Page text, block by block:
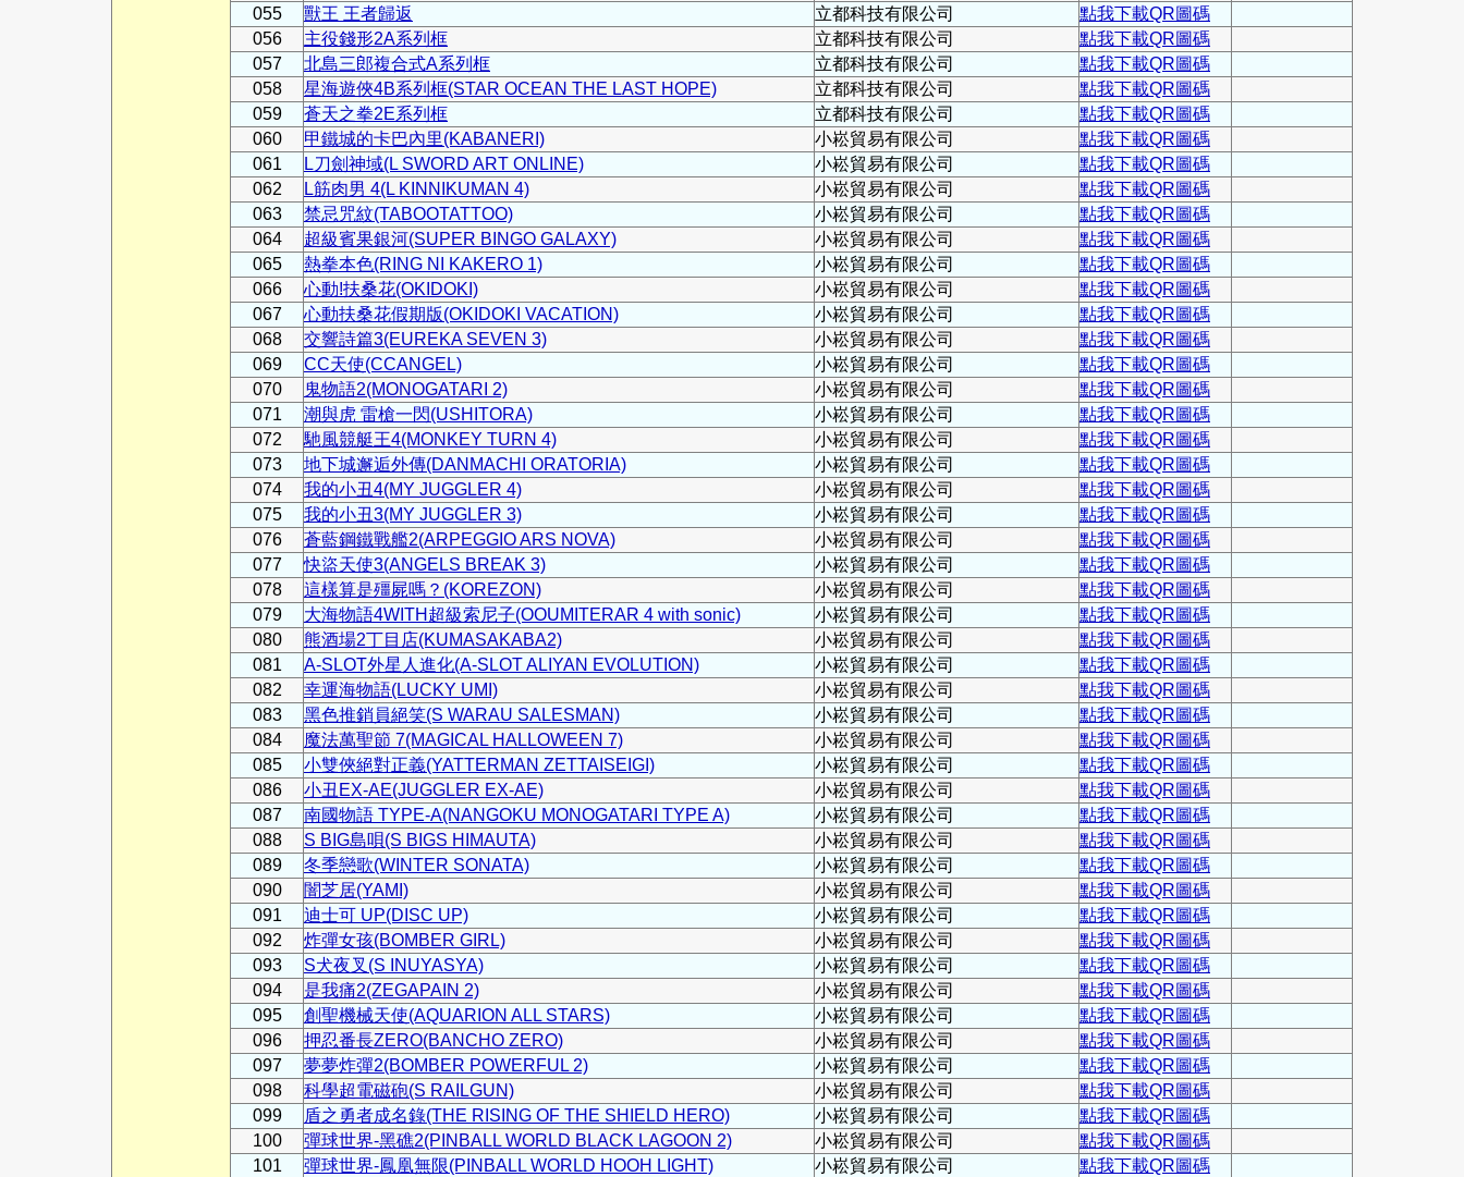
055
獸王 王者歸返 立都科技有限公司
點我下載QR圖碼
056
主役錢形2A系列框 立都科技有限公司
點我下載QR圖碼
057
北島三郎複合式A系列框 立都科技有限公司
點我下載QR圖碼
058
星海遊俠4B系列框(STAR OCEAN THE LAST HOPE) 立都科技有限公司
點我下載QR圖碼
059
蒼天之拳2E系列框 立都科技有限公司
點我下載QR圖碼
060
甲鐵城的卡巴內里(KABANERI) 小崧貿易有限公司
點我下載QR圖碼
061
L刀劍神域(L SWORD ART ONLINE) 小崧貿易有限公司
點我下載QR圖碼
062
L筋肉男 4(L KINNIKUMAN 4) 小崧貿易有限公司
點我下載QR圖碼
063
禁忌咒紋(TABOOTATTOO) 小崧貿易有限公司
點我下載QR圖碼
064
超級賓果銀河(SUPER BINGO GALAXY) 小崧貿易有限公司
點我下載QR圖碼
065
熱拳本色(RING NI KAKERO 1) 小崧貿易有限公司
點我下載QR圖碼
066
心動!扶桑花(OKIDOKI) 小崧貿易有限公司
點我下載QR圖碼
067
心動扶桑花假期版(OKIDOKI VACATION) 小崧貿易有限公司
點我下載QR圖碼
068
交響詩篇3(EUREKA SEVEN 3) 小崧貿易有限公司
點我下載QR圖碼
069
CC天使(CCANGEL) 小崧貿易有限公司
點我下載QR圖碼
070
鬼物語2(MONOGATARI 2) 小崧貿易有限公司
點我下載QR圖碼
071
潮與虎 雷槍一閃(USHITORA) 小崧貿易有限公司
點我下載QR圖碼
072
馳風競艇王4(MONKEY TURN 4) 小崧貿易有限公司
點我下載QR圖碼
073
地下城邂逅外傳(DANMACHI ORATORIA) 小崧貿易有限公司
點我下載QR圖碼
074
我的小丑4(MY JUGGLER 4) 小崧貿易有限公司
點我下載QR圖碼
075
我的小丑3(MY JUGGLER 3) 小崧貿易有限公司
點我下載QR圖碼
076
蒼藍鋼鐵戰艦2(ARPEGGIO ARS NOVA) 小崧貿易有限公司
點我下載QR圖碼
077
快盜天使3(ANGELS BREAK 3) 小崧貿易有限公司
點我下載QR圖碼
078
這樣算是殭屍嗎？(KOREZON) 小崧貿易有限公司
點我下載QR圖碼
079
大海物語4WITH超級索尼子(OOUMITERAR 4 with sonic) 小崧貿易有限公司
點我下載QR圖碼
080
熊酒場2丁目店(KUMASAKABA2) 小崧貿易有限公司
點我下載QR圖碼
081
A-SLOT外星人進化(A-SLOT ALIYAN EVOLUTION) 小崧貿易有限公司
點我下載QR圖碼
082
幸運海物語(LUCKY UMI) 小崧貿易有限公司
點我下載QR圖碼
083
黑色推銷員絕笑(S WARAU SALESMAN) 小崧貿易有限公司
點我下載QR圖碼
084
魔法萬聖節 7(MAGICAL HALLOWEEN 7) 小崧貿易有限公司
點我下載QR圖碼
085
小雙俠絕對正義(YATTERMAN ZETTAISEIGI) 小崧貿易有限公司
點我下載QR圖碼
086
小丑EX-AE(JUGGLER EX-AE) 小崧貿易有限公司
點我下載QR圖碼
087
南國物語 TYPE-A(NANGOKU MONOGATARI TYPE A) 小崧貿易有限公司
點我下載QR圖碼
088
S BIG島唄(S BIGS HIMAUTA) 小崧貿易有限公司
點我下載QR圖碼
089
冬季戀歌(WINTER SONATA) 小崧貿易有限公司
點我下載QR圖碼
090
闇芝居(YAMI) 小崧貿易有限公司
點我下載QR圖碼
091
迪士可 UP(DISC UP) 小崧貿易有限公司
點我下載QR圖碼
092
炸彈女孩(BOMBER GIRL) 小崧貿易有限公司
點我下載QR圖碼
093
S犬夜叉(S INUYASYA) 小崧貿易有限公司
點我下載QR圖碼
094
是我痛2(ZEGAPAIN 2) 小崧貿易有限公司
點我下載QR圖碼
095
創聖機械天使(AQUARION ALL STARS) 小崧貿易有限公司
點我下載QR圖碼
096
押忍番長ZERO(BANCHO ZERO) 小崧貿易有限公司
點我下載QR圖碼
097
夢夢炸彈2(BOMBER POWERFUL 2) 小崧貿易有限公司
點我下載QR圖碼
098
科學超電磁砲(S RAILGUN) 小崧貿易有限公司
點我下載QR圖碼
099
盾之勇者成名錄(THE RISING OF THE SHIELD HERO) 小崧貿易有限公司
點我下載QR圖碼
100
彈球世界-黑礁2(PINBALL WORLD BLACK LAGOON 2) 小崧貿易有限公司
點我下載QR圖碼
101
彈球世界-鳳凰無限(PINBALL WORLD HOOH LIGHT) 小崧貿易有限公司
點我下載QR圖碼